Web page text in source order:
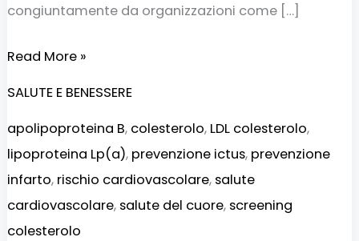
congiuntamente da organizzazioni come […]
Read More »
SALUTE E BENESSERE
apolipoproteina B, colesterolo, LDL colesterolo,
lipoproteina Lp(a), prevenzione ictus, prevenzione
infarto, rischio cardiovascolare, salute
cardiovascolare, salute del cuore, screening
colesterolo